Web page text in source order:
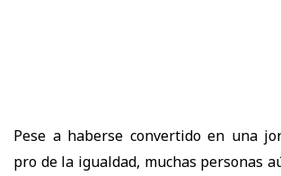
Pese a haberse convertido en una
pro de la igualdad, muchas personas